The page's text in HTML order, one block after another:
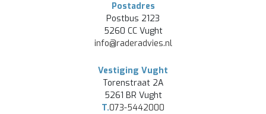
Postadres
Postbus 2123
5260 CC Vught
info@raderadvies.nl
Vestiging Vught
Torenstraat 2A
5261 BR Vught
T.073-5442000